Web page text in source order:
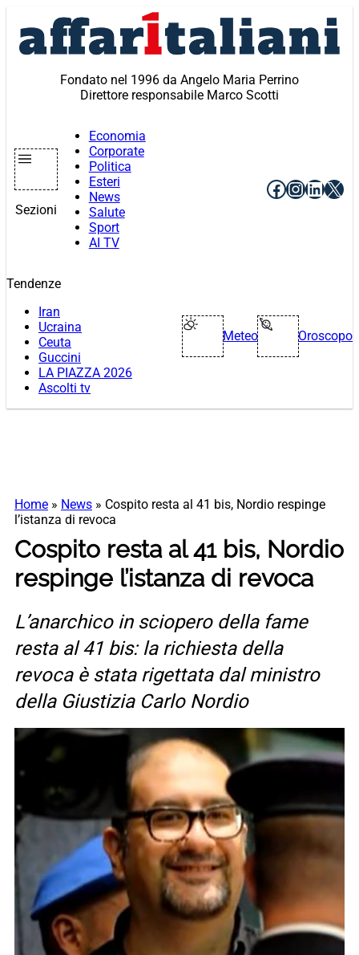
contenuto
Fondato nel 1996 da Angelo Maria Perrino
Direttore responsabile Marco Scotti
Sezioni
Economia
Corporate
Politica
Esteri
News
Salute
Sport
AI TV
Facebook
X
Tendenze
Iran
Ucraina
Ceuta
Guccini
LA PIAZZA 2026
Ascolti tv
Meteo Oroscopo
Home » News » Cospito resta al 41 bis, Nordio respinge
l’istanza di revoca
Cospito resta al 41 bis, Nordio
respinge l’istanza di revoca
L’anarchico in sciopero della fame
resta al 41 bis: la richiesta della
revoca è stata rigettata dal ministro
della Giustizia Carlo Nordio